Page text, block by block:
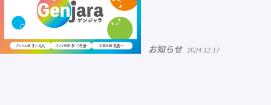
お知らせ 2024.12.17